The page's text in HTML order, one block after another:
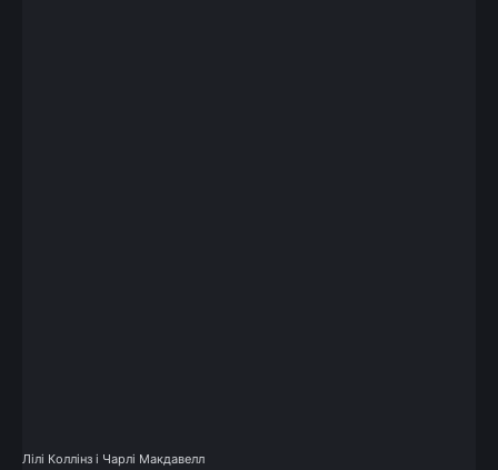
Лілі Коллінз і Чарлі Макдавелл